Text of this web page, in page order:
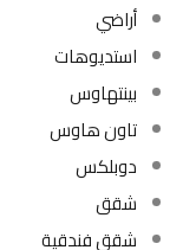
أراضي
استديوهات
بينتهاوس
تاون هاوس
دوبلكس
شقق
شقق فندقية